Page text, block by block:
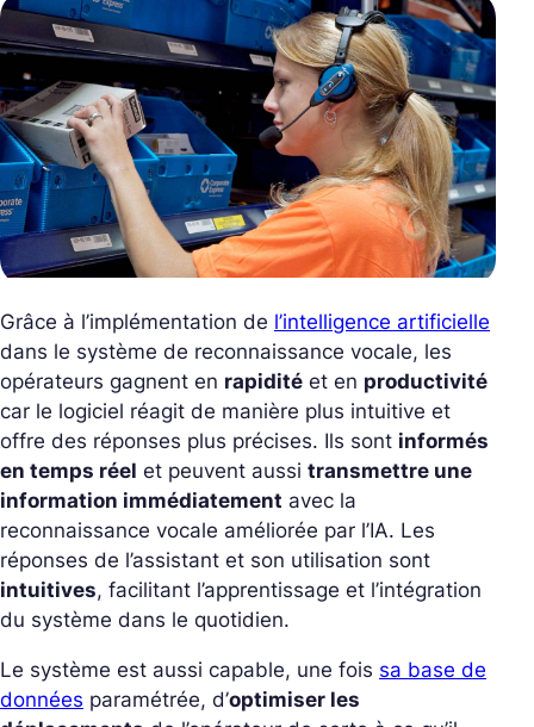
Grâce à l’implémentation de l’intelligence artificielle
dans le système de reconnaissance vocale, les
opérateurs gagnent en rapidité et en productivité
car le logiciel réagit de manière plus intuitive et
offre des réponses plus précises. Ils sont informés
en temps réel et peuvent aussi transmettre une
information immédiatement avec la
reconnaissance vocale améliorée par l’IA. Les
réponses de l’assistant et son utilisation sont
intuitives, facilitant l’apprentissage et l’intégration
du système dans le quotidien.
Le système est aussi capable, une fois sa base de
données paramétrée, d’optimiser les